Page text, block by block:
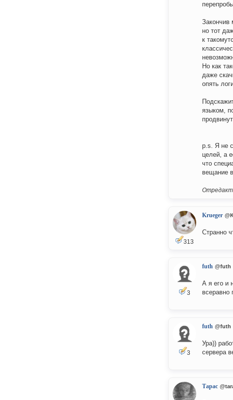
Закончив
но тот
к
Но как
даже
опять
языком,
p.s. Я не
целей, а
что
вещание
313
Krueger
Странно
3
futh @futh
А я его и
всеравно
3
futh @futh
Ура))
сервера
Тарас